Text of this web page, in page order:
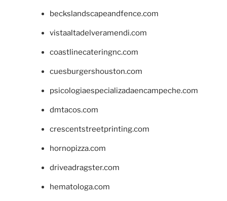
beckslandscapeandfence.com
vistaaltadelveramendi.com
coastlinecateringnc.com
cuesburgershouston.com
psicologiaespecializadaencampeche.com
dmtacos.com
crescentstreetprinting.com
hornopizza.com
driveadragster.com
hematologa.com